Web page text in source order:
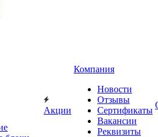
Акции
Компания
Новости
Отзывы
Сертификаты
Вакансии
Реквизиты